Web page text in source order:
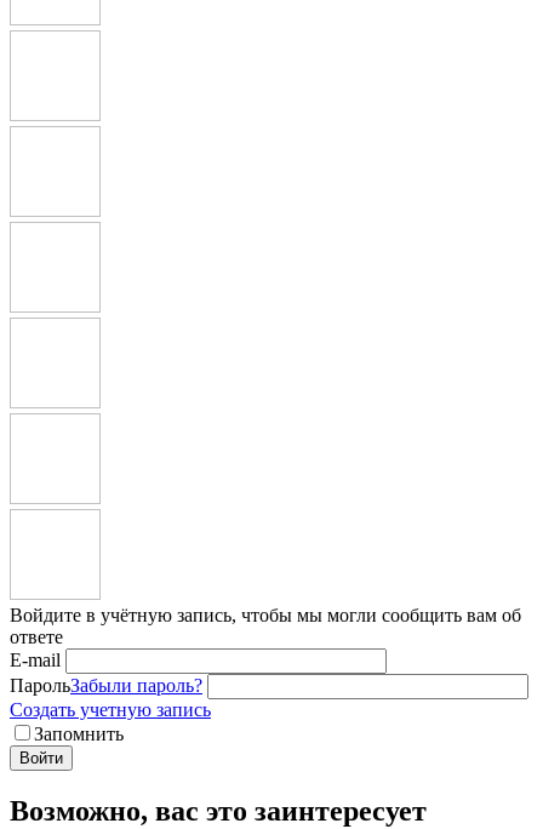
Войдите в учётную запись, чтобы мы могли сообщить вам об
ответе
E-mail
ПарольЗабыли пароль?
Создать учетную запись
Запомнить
Войти
Возможно, вас это заинтересует